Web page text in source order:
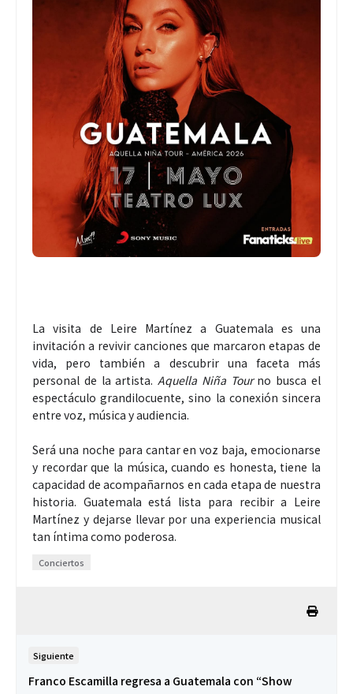
La visita de Leire Martínez a Guatemala es una
invitación a revivir canciones que marcaron etapas de
vida, pero también a descubrir una faceta más
personal de la artista.Aquella Niña Tourno busca el
espectáculo grandilocuente, sino la conexión sincera
entre voz, música y audiencia.
Será una noche para cantar en voz baja, emocionarse
y recordar que la música, cuando es honesta, tiene la
capacidad de acompañarnos en cada etapa de nuestra
historia. Guatemala está lista para recibir a Leire
Martínez y dejarse llevar por una experiencia musical
tan íntima como poderosa.
Conciertos
Siguiente
Franco Escamilla regresa a Guatemala con “Show